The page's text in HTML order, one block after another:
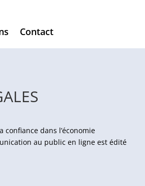
Contact
dans l’économie
au public en ligne est édité